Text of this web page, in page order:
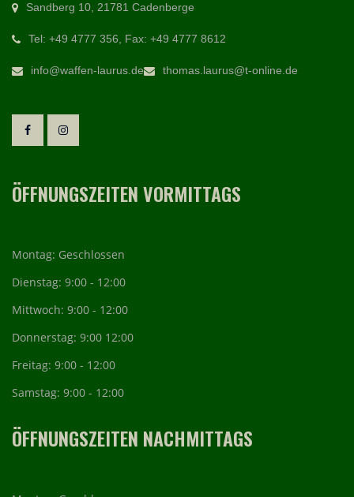
Sandberg 10, 21781 Cadenberge
Tel: +49 4777 356, Fax: +49 4777 8612
info@waffen-laurus.de thomas.laurus@t-online.de
ÖFFNUNGSZEITEN VORMITTAGS
Montag: Geschlossen
Dienstag: 9:00 - 12:00
Mittwoch: 9:00 - 12:00
Donnerstag: 9:00 12:00
Freitag: 9:00 - 12:00
Samstag: 9:00 - 12:00
ÖFFNUNGSZEITEN NACHMITTAGS